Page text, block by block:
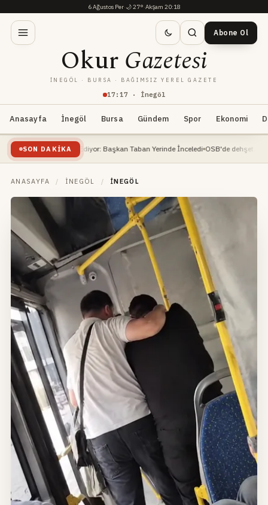
6 Ağustos Per·🌙27°·Akşam 20:18
17: 17· İnegöl
OkurGazetesi
İNEGÖL · BURSA · BAĞIMSIZ YEREL GAZETE
Abone Ol
Anasayfa İnegöl Bursa Gündem Spor Ekonomi
SON DAKIKA
Devam Ediyor: Başkan Taban Yerinde İnceledi OSB'de dehşet... İnşaat
ANASAYFA / İNEGÖL / İNEGÖL